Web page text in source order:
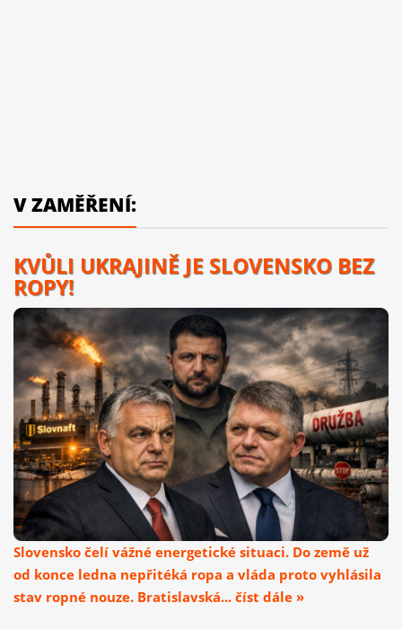
V ZAMĚŘENÍ:
KVŮLI UKRAJINĚ JE SLOVENSKO BEZ
ROPY!
Slovensko čelí vážné energetické situaci. Do země už
od konce ledna nepřitéká ropa a vláda proto vyhlásila
stav ropné nouze. Bratislavská... číst dále »